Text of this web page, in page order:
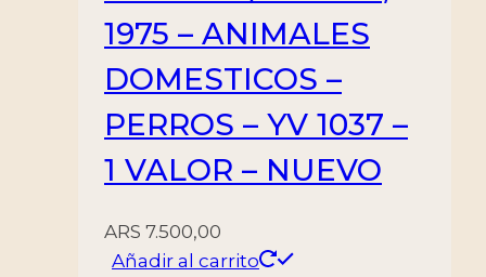
1975 – ANIMALES
DOMESTICOS –
PERROS – YV 1037 –
1 VALOR – NUEVO
ARS 7.500,00
Añadir al carrito